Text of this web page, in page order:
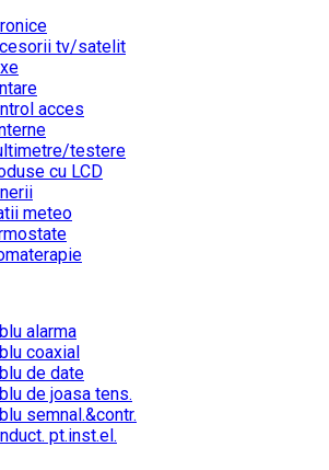
tv/satelit
acces
testere
cu LCD
meteo
alarma
coaxial
de date
de joasa tens.
semnal.&contr.
pt.inst.el.